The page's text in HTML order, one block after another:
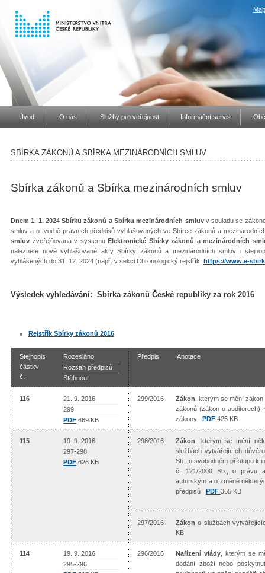
Úvod O nás Služby pro veřejnost Informační servis
SBÍRKA ZÁKONŮ A SBÍRKA MEZINÁRODNÍCH SMLUV
Sbírka zákonů a Sbírka mezinárodních smluv
Dnem 1. 1. 2024 Sbírku zákonů a Sbírku mezinárodních smluvv souladu se
smluv a o tvorbě právních předpisů vyhlašovaných ve Sbírce zákonů a
smluv zveřejňovaná v systémuElektronické Sbírky zákonů a mezinárodních
naleznete nově vyhlašované akty Sbírky zákonů a mezinárodních smluv i
vyhlášených do 31. 12. 2024 (např. v sekci Chronologický rejstřík, https://www.e-
Výsledek vyhledávání: Sbírka zákonů České republiky za rok 2016
Rejstřík Sbírky zákonů 2016
Stejnopis
částky
č.
Rozesláno
Rozsah předpisů
Stáhnout
Předpis Anotace
116
21. 9. 2016
299
PDF 669 KB
299/2016 Zákon , kterým se mění
zákonů (zákon o
zákony PDF 425 KB
115
19. 9. 2016
297-298
PDF 626 KB
298/2016 Zákon , kterým se mění
službách vytvářejících
Sb., o svobodném přístupu k
č. 121/2000 Sb., o právu
autorským a o změně
předpisů PDF 365 KB
297/2016 Zákon o službách
KB
114
19. 9. 2016
295-296
296/2016 Nařízení vlády , kterým se
dodání zboží nebo